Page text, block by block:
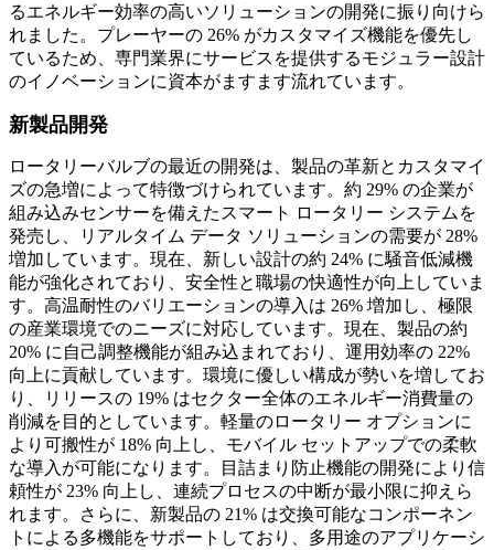
るエネルギー効率の高いソリューションの開発に振り向けら
れました。プレーヤーの 26% がカスタマイズ機能を優先し
ているため、専門業界にサービスを提供するモジュラー設計
のイノベーションに資本がますます流れています。
新製品開発
ロータリーバルブの最近の開発は、製品の革新とカスタマイ
ズの急増によって特徴づけられています。約 29% の企業が
組み込みセンサーを備えたスマート ロータリー システムを
発売し、リアルタイム データ ソリューションの需要が 28%
増加しています。現在、新しい設計の約 24% に騒音低減機
能が強化されており、安全性と職場の快適性が向上していま
す。高温耐性のバリエーションの導入は 26% 増加し、極限
の産業環境でのニーズに対応しています。現在、製品の約
20% に自己調整機能が組み込まれており、運用効率の 22%
向上に貢献しています。環境に優しい構成が勢いを増してお
り、リリースの 19% はセクター全体のエネルギー消費量の
削減を目的としています。軽量のロータリー オプションに
より可搬性が 18% 向上し、モバイル セットアップでの柔軟
な導入が可能になります。目詰まり防止機能の開発により信
頼性が 23% 向上し、連続プロセスの中断が最小限に抑えら
れます。さらに、新製品の 21% は交換可能なコンポーネン
トによる多機能をサポートしており、多用途のアプリケーシ